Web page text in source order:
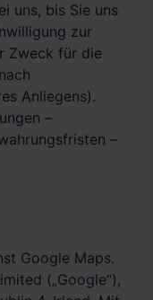
uns, bis Sie uns
zur
Zweck für die
Anliegens).
–
–
Google Maps.
(„Google“),